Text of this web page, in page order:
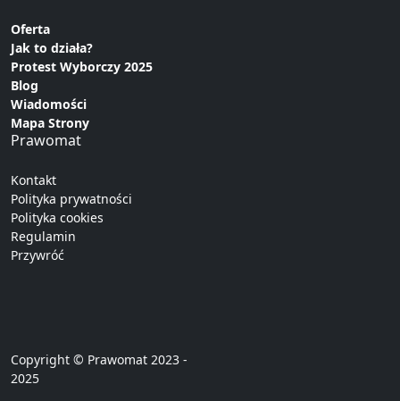
Oferta
Jak to działa?
Protest Wyborczy 2025
Blog
Wiadomości
Mapa Strony
Prawomat
Kontakt
Polityka prywatności
Polityka cookies
Regulamin
Przywróć
Copyright © Prawomat 2023 -
2025